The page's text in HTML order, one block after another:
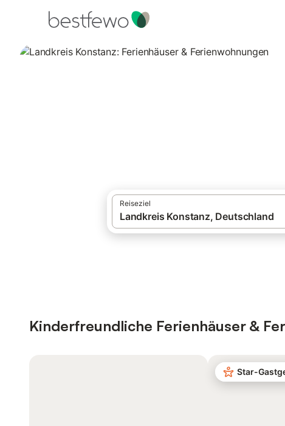
Reiseziel
Kinderfreundliche Ferienhäuser &
Star-